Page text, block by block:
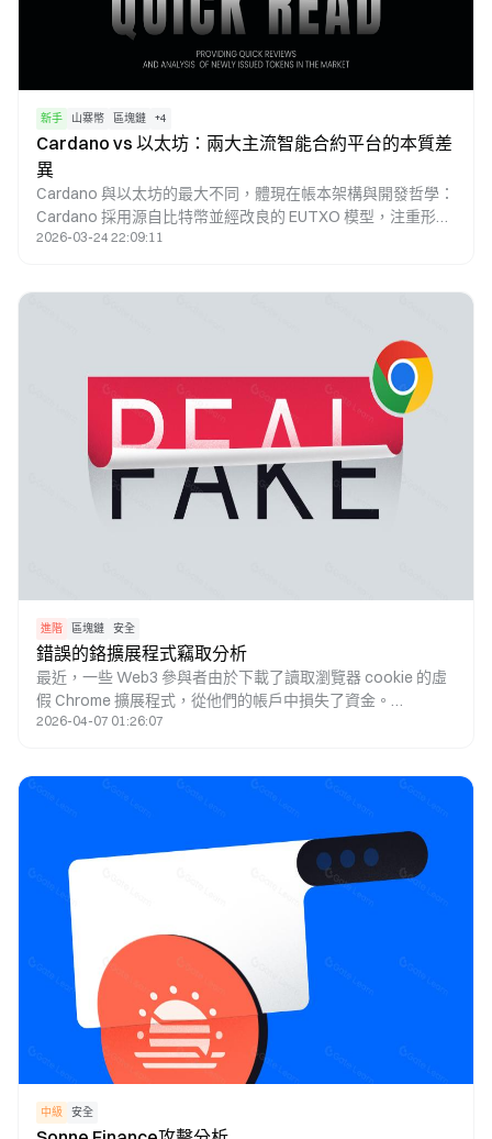
新手 山寨幣 區塊鏈 +4
Cardano vs 以太坊：兩大主流智能合約平台的本質差
異
Cardano 與以太坊的最大不同，體現在帳本架構與開發哲學：
Cardano 採用源自比特幣並經改良的 EUTXO 模型，注重形式
化驗證與學術嚴謹；以太坊則以帳戶模型為基礎，作為智能合
2026-03-24 22:09:11
進階 區塊鏈 安全
錯誤的鉻擴展程式竊取分析
最近，一些 Web3 參與者由於下載了讀取瀏覽器 cookie 的虛
假 Chrome 擴展程式，從他們的帳戶中損失了資金。
SlowMist團隊對這種騙局策略進行了詳細分析。
2026-04-07 01:26:07
中級 安全